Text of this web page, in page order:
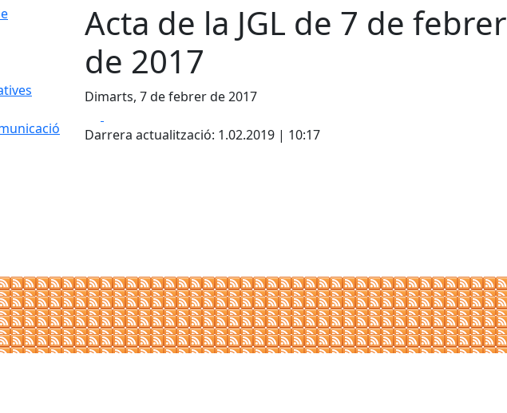
Acta de la JGL de 7 de febrer
de 2017
Dimarts, 7 de febrer de 2017
Darrera actualització: 1.02.2019 | 10:17